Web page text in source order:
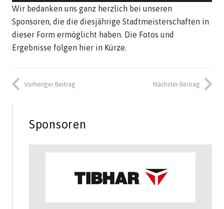
Wir bedanken uns ganz herzlich bei unseren
Sponsoren, die die diesjährige Stadtmeisterschaften in
dieser Form ermöglicht haben. Die Fotos und
Ergebnisse folgen hier in Kürze.
Vorheriger Beitrag Nächster Beitrag
Sponsoren